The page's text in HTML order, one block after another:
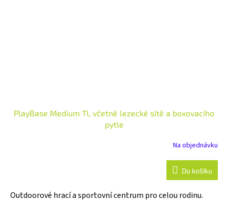
PlayBase Medium TL včetně lezecké sítě a boxovacího
pytle
Na objednávku
Do košíku
Outdoorové hrací a sportovní centrum pro celou rodinu.